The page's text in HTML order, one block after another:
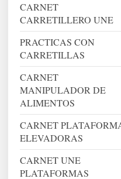
CARNET
CARRETILLERO UNE
PRACTICAS CON
CARRETILLAS
CARNET
MANIPULADOR DE
ALIMENTOS
CARNET
ELEVADORAS
CARNET UNE
PLATAFORMAS